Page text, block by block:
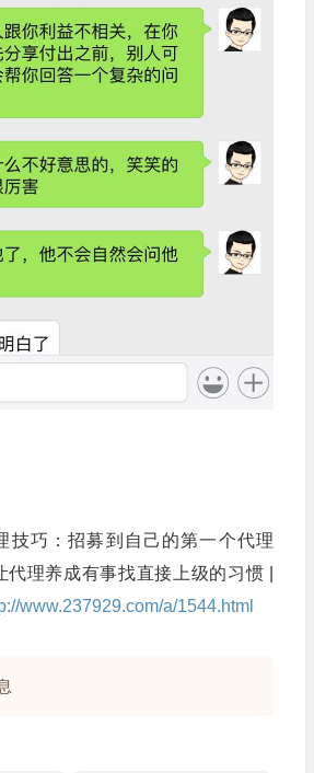
技巧：招募到自己的第一个代理
代理养成有事找直接上级的习惯 |
www.237929.com/a/1544.html